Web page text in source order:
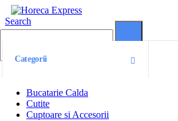
Search
Categorii
Bucatarie Calda
Cutite
Cuptoare si Accesorii